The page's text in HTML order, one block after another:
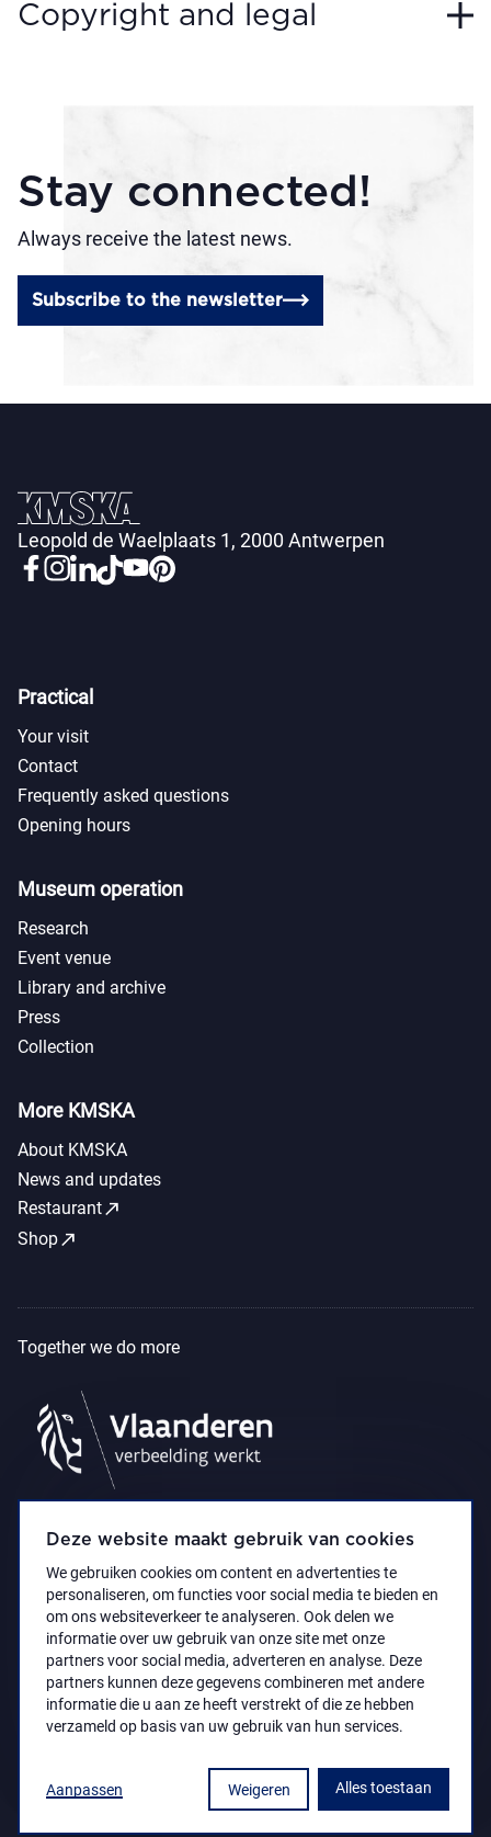
Deze website maakt gebruik van cookies
We gebruiken cookies om content en advertenties te
personaliseren, om functies voor social media te bieden en
om ons websiteverkeer te analyseren. Ook delen we
informatie over uw gebruik van onze site met onze
partners voor social media, adverteren en analyse. Deze
partners kunnen deze gegevens combineren met andere
informatie die u aan ze heeft verstrekt of die ze hebben
verzameld op basis van uw gebruik van hun services.
Aanpassen Weigeren Alles toestaan
Copyright and legal
Stay connected!
Always receive the latest news.
Subscribe to the newsletter
Leopold de Waelplaats 1, 2000 Antwerpen
Practical
Your visit
Contact
Frequently asked questions
Opening hours
Museum operation
Research
Event venue
Library and archive
Press
Collection
More KMSKA
About KMSKA
News and updates
Restaurantcall_made
Shopcall_made
Together we do more
Accessibility StatementPrivacy policy
© 2021 Koninklijk Museum voor Schone Kunsten